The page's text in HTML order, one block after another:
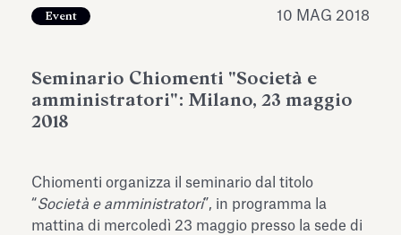
Event 10 MAG 2018
Seminario Chiomenti "Società e
amministratori": Milano, 23 maggio
2018
Chiomenti organizza il seminario dal titolo
“Società e amministratori”, in programma la
mattina di mercoledì 23 maggio presso la sede di